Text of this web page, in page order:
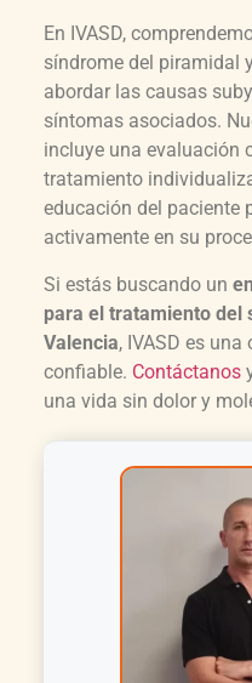
En IVASD,
síndrome del piramidal
abordar las causas
síntomas asociados.
incluye una evaluación
tratamiento
educación del paciente
activamente en su
Si estás buscando un
para el tratamiento del
Valencia, IVASD es una
confiable. Contáctanos
una vida sin dolor y